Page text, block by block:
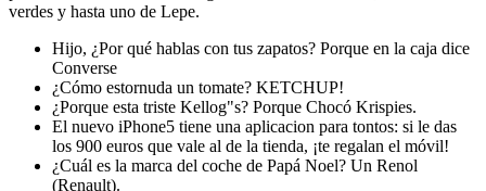
verdes y hasta uno de Lepe.
Hijo, ¿Por qué hablas con tus zapatos? Porque en la caja dice
Converse
¿Cómo estornuda un tomate? KETCHUP!
¿Porque esta triste Kellog"s? Porque Chocó Krispies.
El nuevo iPhone5 tiene una aplicacion para tontos: si le das
los 900 euros que vale al de la tienda, ¡te regalan el móvil!
¿Cuál es la marca del coche de Papá Noel? Un Renol
(Renault).